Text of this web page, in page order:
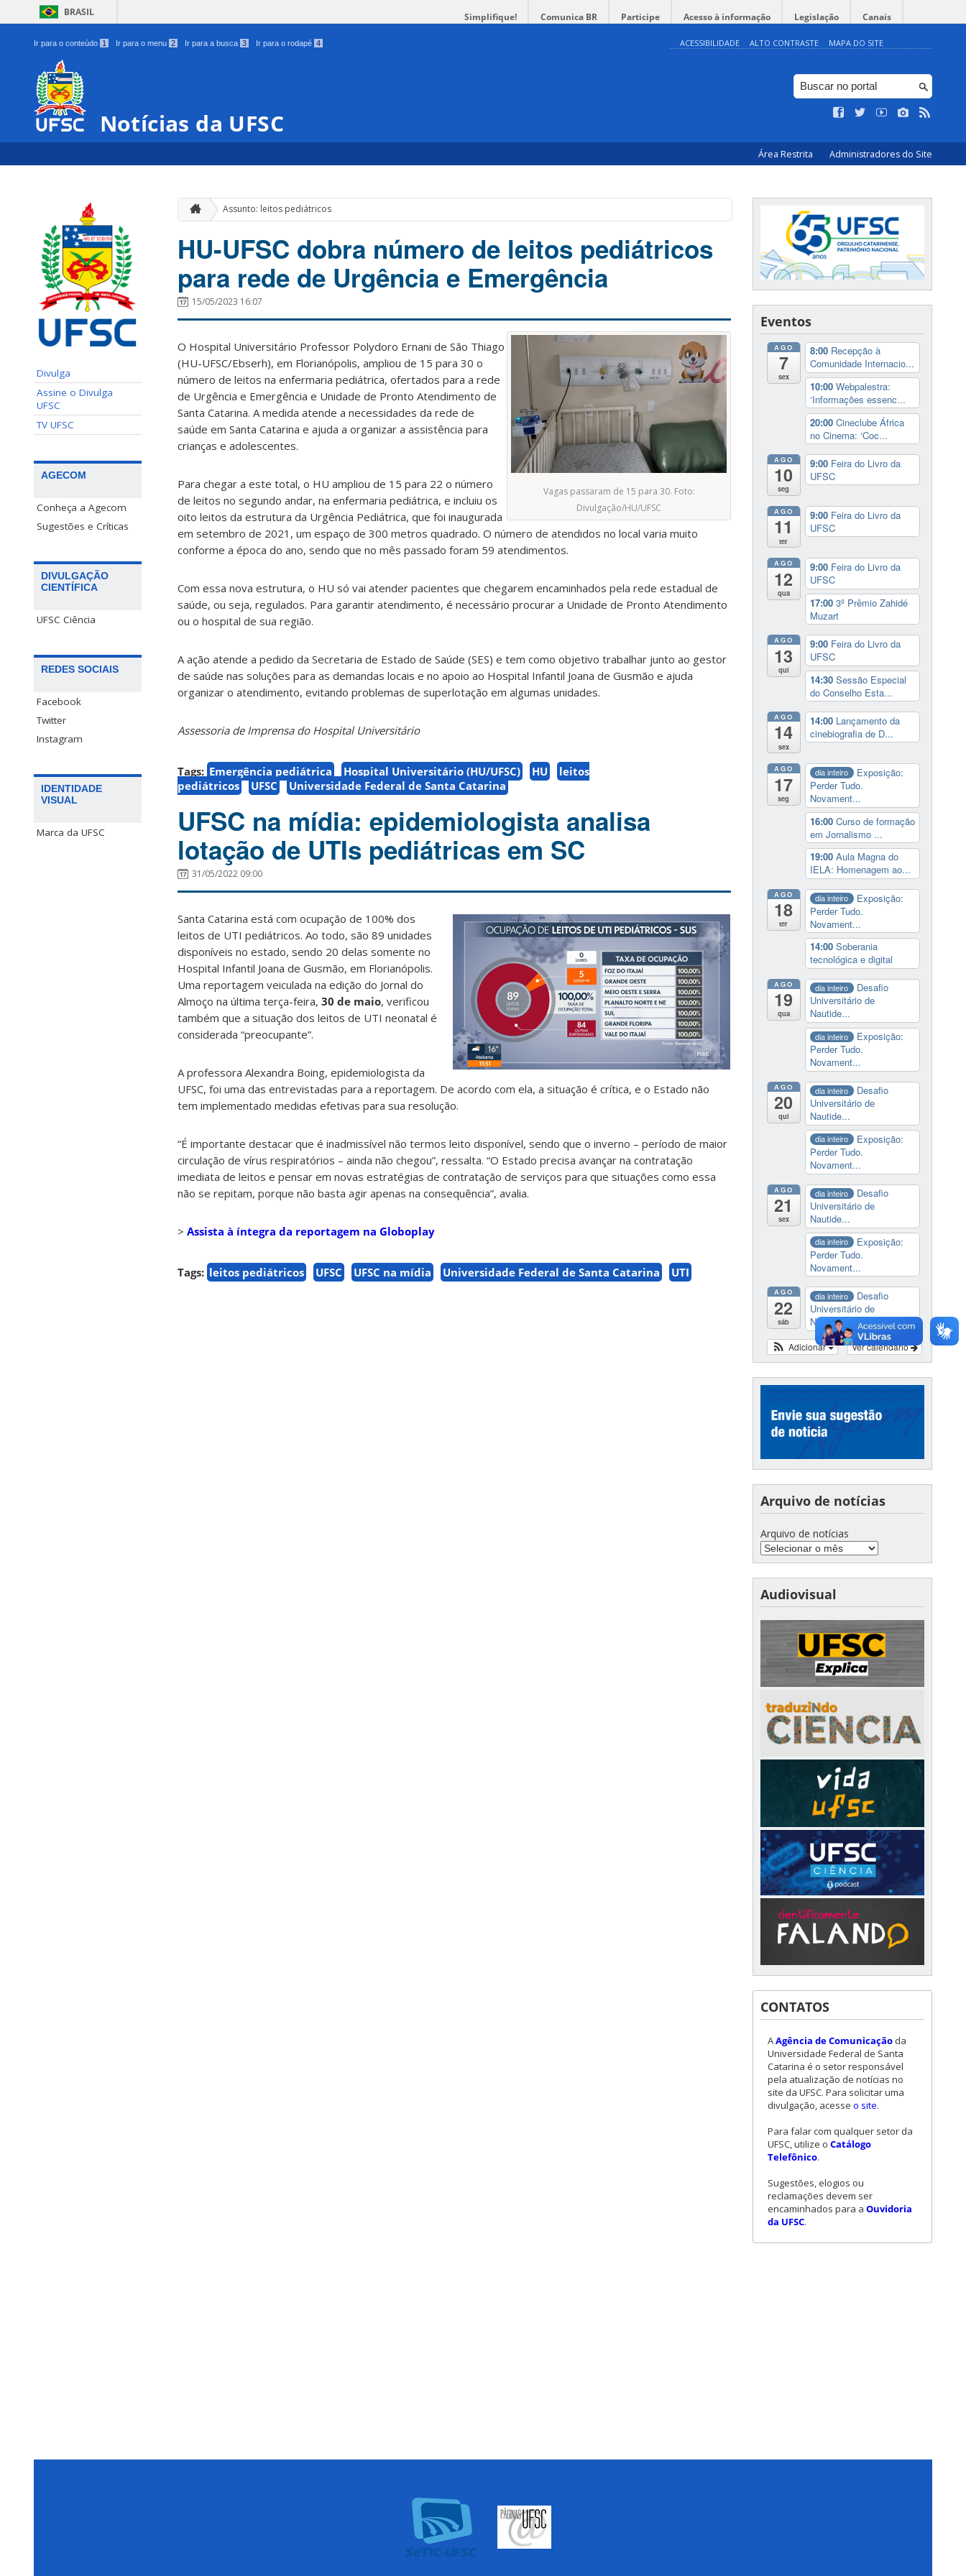
BRASIL Simplifique! Comunica BR Participe Acesso à informação Legislação Canais
Ir para o conteúdo 1 Ir para o menu 2 Ir para a busca 3 Ir para o rodapé 4 ACESSIBILIDADE ALTO CONTRASTE MAPA DO SITE
Notícias da UFSC
Área Restrita Administradores do Site
Divulga
Assine o Divulga
UFSC
TV UFSC
AGECOM
Conheça a Agecom
Sugestões e Críticas
DIVULGAÇÃO
CIENTÍFICA
UFSC Ciência
REDES SOCIAIS
Facebook
Twitter
Instagram
IDENTIDADE
VISUAL
Marca da UFSC
Assunto: leitos pediátricos
HU-UFSC dobra número de leitos pediátricos
para rede de Urgência e Emergência
15/05/2023 16:07
Vagas passaram de 15 para 30. Foto:
Divulgação/HU/UFSC
O Hospital Universitário Professor Polydoro Ernani de São Thiago
(HU-UFSC/Ebserh), em Florianópolis, ampliou de 15 para 30 o
número de leitos na enfermaria pediátrica, ofertados para a rede
de Urgência e Emergência e Unidade de Pronto Atendimento de
Santa Catarina. A medida atende a necessidades da rede de
saúde em Santa Catarina e ajuda a organizar a assistência para
crianças e adolescentes.
Para chegar a este total, o HU ampliou de 15 para 22 o número
de leitos no segundo andar, na enfermaria pediátrica, e incluiu os
oito leitos da estrutura da Urgência Pediátrica, que foi inaugurada
em setembro de 2021, um espaço de 300 metros quadrado. O número de atendidos no local varia muito
conforme a época do ano, sendo que no mês passado foram 59 atendimentos.
Com essa nova estrutura, o HU só vai atender pacientes que chegarem encaminhados pela rede estadual de
saúde, ou seja, regulados. Para garantir atendimento, é necessário procurar a Unidade de Pronto Atendimento
ou o hospital de sua região.
A ação atende a pedido da Secretaria de Estado de Saúde (SES) e tem como objetivo trabalhar junto ao gestor
de saúde nas soluções para as demandas locais e no apoio ao Hospital Infantil Joana de Gusmão e ajuda
organizar o atendimento, evitando problemas de superlotação em algumas unidades.
Assessoria de Imprensa do Hospital Universitário
Tags: Emergência pediátrica Hospital Universitário (HU/UFSC) HU
leitos
pediátricos
UFSC Universidade Federal de Santa Catarina
UFSC na mídia: epidemiologista analisa
lotação de UTIs pediátricas em SC
31/05/2022 09:00
Santa Catarina está com ocupação de 100% dos
leitos de UTI pediátricos. Ao todo, são 89 unidades
disponíveis no estado, sendo 20 delas somente no
Hospital Infantil Joana de Gusmão, em Florianópolis.
Uma reportagem veiculada na edição do Jornal do
Almoço na última terça-feira, 30 de maio, verificou
também que a situação dos leitos de UTI neonatal é
considerada “preocupante”.
A professora Alexandra Boing, epidemiologista da
UFSC, foi uma das entrevistadas para a reportagem. De acordo com ela, a situação é crítica, e o Estado não
tem implementado medidas efetivas para sua resolução.
“É importante destacar que é inadmissível não termos leito disponível, sendo que o inverno – período de maior
circulação de vírus respiratórios – ainda não chegou”, ressalta. “O Estado precisa avançar na contratação
imediata de leitos e pensar em novas estratégias de contratação de serviços para que situações como essa
não se repitam, porque não basta agir apenas na consequência”, avalia.
> Assista à íntegra da reportagem na Globoplay
Tags: leitos pediátricos UFSC UFSC na mídia Universidade Federal de Santa Catarina UTI
Eventos
AGO
7
sex
8:00 Recepção à
Comunidade Internacio...
10:00 Webpalestra:
‘Informações essenc...
20:00 Cineclube África
no Cinema: ‘Coc...
AGO
10
seg
9:00 Feira do Livro da
UFSC
AGO
11
ter
9:00 Feira do Livro da
UFSC
AGO
12
qua
9:00 Feira do Livro da
UFSC
17:00 3º Prêmio Zahidé
Muzart
AGO
13
qui
9:00 Feira do Livro da
UFSC
14:30 Sessão Especial
do Conselho Esta...
AGO
14
sex
14:00 Lançamento da
cinebiografia de D...
AGO
17
seg
dia inteiro
Exposição:
Perder Tudo.
Novament...
16:00 Curso de formação
em Jornalismo ...
19:00 Aula Magna do
IELA: Homenagem ao...
AGO
18
ter
dia inteiro
Exposição:
Perder Tudo.
Novament...
14:00 Soberania
tecnológica e digital
AGO
19
qua
dia inteiro
Desafio
Universitário de
Nautide...
dia inteiro
Exposição:
Perder Tudo.
Novament...
AGO
20
qui
dia inteiro
Desafio
Universitário de
Nautide...
dia inteiro
Exposição:
Perder Tudo.
Novament...
AGO
21
sex
dia inteiro
Desafio
Universitário de
Nautide...
dia inteiro
Exposição:
Perder Tudo.
Novament...
AGO
22
sáb
dia inteiro
Desafio
Universitário de
Nautide...
Ver calendário
Adicionar
Arquivo de notícias
Arquivo de notícias
Audiovisual
CONTATOS
AAgência de Comunicação da
Universidade Federal de Santa
Catarina é o setor responsável
pela atualização de notícias no
site da UFSC. Para solicitar uma
divulgação, acesse o site.
Para falar com qualquer setor da
UFSC, utilize o Catálogo
Telefônico.
Sugestões, elogios ou
reclamações devem ser
encaminhados para a Ouvidoria
da UFSC.